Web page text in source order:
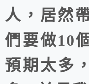
人，居然
們要做10
預期太多